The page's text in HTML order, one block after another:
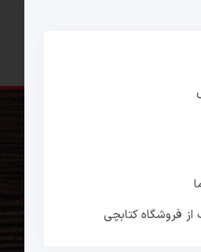
از فروشگاه کتابچی